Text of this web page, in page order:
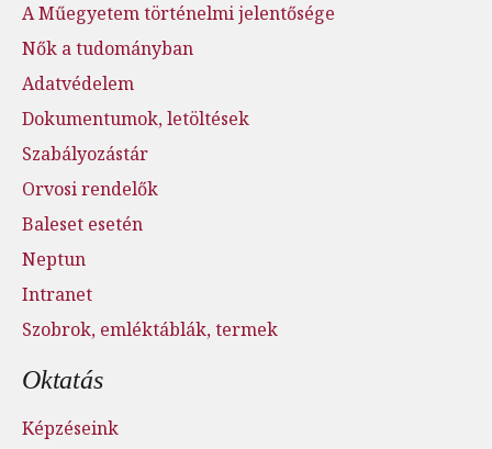
A Műegyetem történelmi jelentősége
Nők a tudományban
Adatvédelem
Dokumentumok, letöltések
Szabályozástár
Orvosi rendelők
Baleset esetén
Neptun
Intranet
Szobrok, emléktáblák, termek
Oktatás
Képzéseink